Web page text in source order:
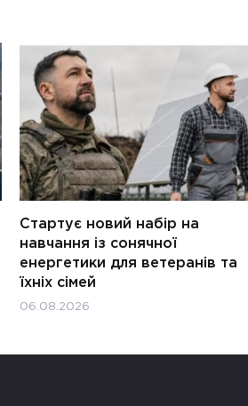
Стартує новий набір на
навчання із сонячної
енергетики для ветеранів та
їхніх сімей
06.08.2026